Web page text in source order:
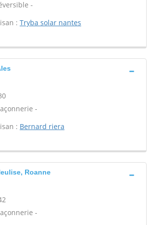
-
: Tryba solar nantes
-
: Bernard riera
Roanne
-